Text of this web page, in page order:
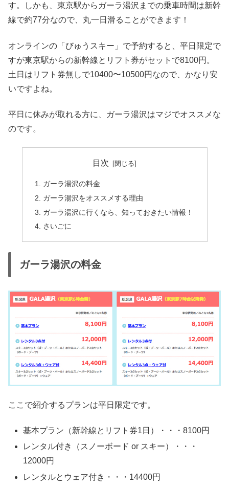
す。しかも、東京駅からガーラ湯沢までの乗車時間は新幹
線で約77分なので、丸一日滑ることができます！
オンラインの「びゅうスキー」で予約すると、平日限定で
すが東京駅からの新幹線とリフト券がセットで8100円。
土日はリフト券無しで10400〜10500円なので、かなり安
いですよね。
平日に休みが取れる方に、ガーラ湯沢はマジでオススメな
のです。
目次
ガーラ湯沢の料金
ガーラ湯沢をオススメする理由
ガーラ湯沢に行くなら、知っておきたい情報！
さいごに
ガーラ湯沢の料金
ここで紹介するプランは平日限定です。
基本プラン（新幹線とリフト券1日）・・・8100円
レンタル付き（スノーボード or スキー）・・・
12000円
レンタルとウェア付き・・・14400円